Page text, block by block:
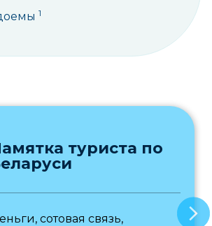
1
туриста по
сотовая связь,